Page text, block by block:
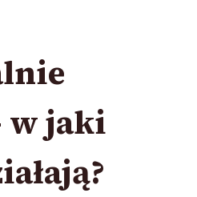
w jaki